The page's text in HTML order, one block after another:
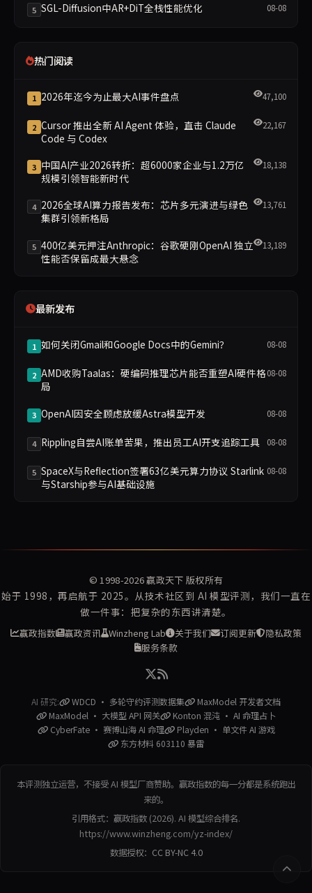
5 SGL-Diffusion中AR+DiT全栈性能优化 08-08
热门阅读
1 2026年迄今为止最大AI事件盘点 47,100
2 Cursor 推出全新 AI Agent 体验，直击 Claude
Code 与 Codex
22,167
3 中国AI产业2026转折：超6000家企业与1.2万亿
规模引领智能新时代
18,138
4 2026全球AI算力报告发布：芯片多元演进与绿色
集群引领新格局
13,761
5 400亿美元押注Anthropic：谷歌硬刚OpenAI 独立
性能否保留成最大悬念
13,189
最新发布
1 如何关闭Gmail和Google Docs中的Gemini？ 08-08
2 AMD收购Taalas：硬编码推理芯片能否重塑AI硬件格
局
08-08
3 OpenAI因安全顾虑放缓Astra模型开发 08-08
4 Rippling自尝AI账单苦果，推出员工AI开支追踪工具 08-08
5 SpaceX与Reflection签署63亿美元算力协议 Starlink
与Starship参与AI基础设施
08-08
© 1998-2026赢政天下 版权所有
始于 1998，再启航于 2025。从技术社区到 AI 模型评测，我们一直在
做一件事：把复杂的东西讲清楚。
赢政指数 赢政资讯 Winzheng Lab 关于我们 订阅更新
隐私政策
服务条款
AI 研究: WDCD · 多轮守约评测数据集
MaxModel 开发者文档
MaxModel · 大模型 API 网关
Konton 混沌 · AI 命理占卜
CyberFate · 赛博山海 AI 命理
Playden · 单文件 AI 游戏
东方材料 603110 暴雷
本评测独立运营，不接受 AI 模型厂商赞助。赢政指数的每一分都是系统跑出
来的。
引用格式：赢政指数 (2026). AI 模型综合排名.
https://www.winzheng.com/yz-index/
数据授权： CC BY-NC 4.0